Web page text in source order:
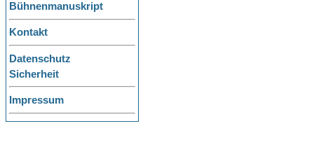
Bühnenmanuskript
Kontakt
Datenschutz
Sicherheit
Impressum